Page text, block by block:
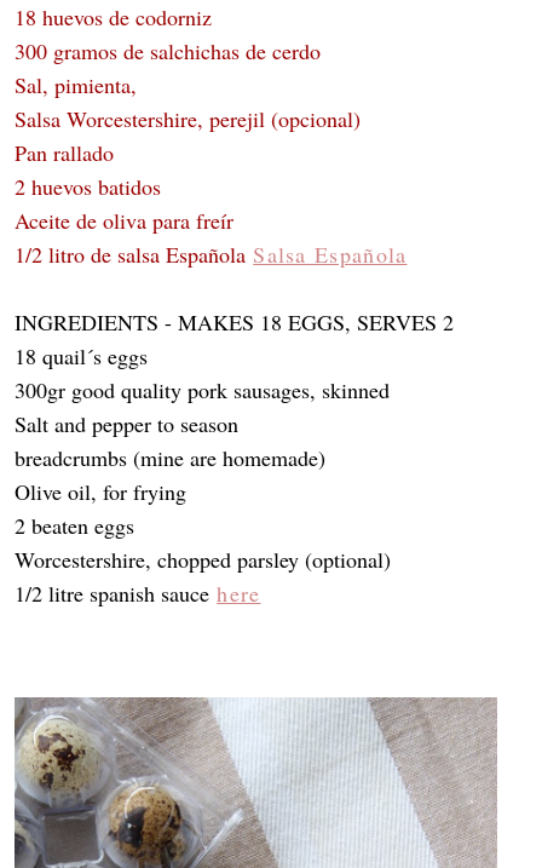
18 huevos de codorniz
300 gramos de salchichas de cerdo
Sal, pimienta,
Salsa Worcestershire, perejil (opcional)
Pan rallado
2 huevos batidos
Aceite de oliva para freír
1/2 litro de salsa Española Salsa Española
INGREDIENTS - MAKES 18 EGGS, SERVES 2
18 quail´s eggs
300gr good quality pork sausages, skinned
Salt and pepper to season
breadcrumbs (mine are homemade)
Olive oil, for frying
2 beaten eggs
Worcestershire, chopped parsley (optional)
1/2 litre spanish saucehere